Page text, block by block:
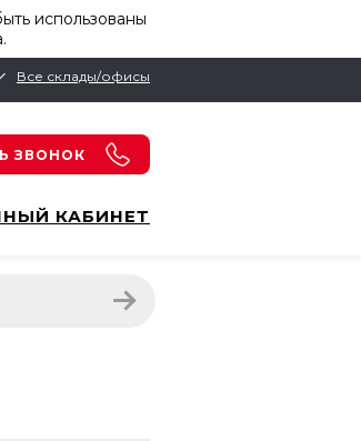
использованы
Все склады/офисы
ЗВОНОК
КАБИНЕТ